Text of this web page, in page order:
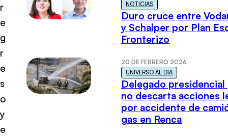
r
e
g
r
e
s
o
y
e
NOTICIAS
Duro cruce entre
y Schalper por Plan
Fronterizo
20 DE FEBRERO 2026
UNIVERSO AL DÍA
Delegado presidencial
no descarta acciones
por accidente de
gas en Renca